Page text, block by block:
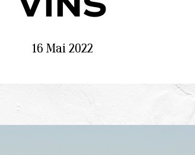
16 Mai 2022